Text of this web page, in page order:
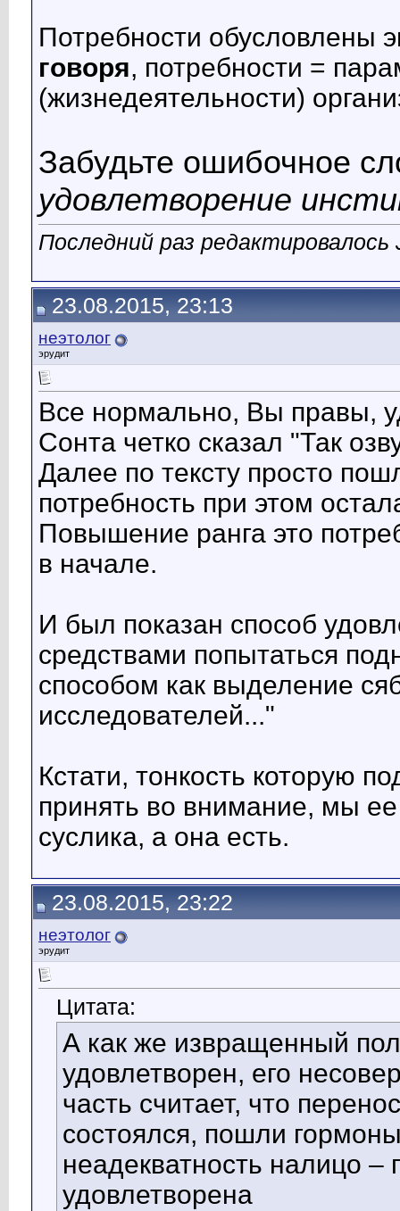
Потребности обусловлены
говоря, потребности =
(жизнедеятельности)
Забудьте ошибочное
удовлетворение
Последний раз
23.08.2015, 23:13
неэтолог
эрудит
Все нормально, Вы правы,
Сонта четко сказал "Так
Далее по тексту просто
потребность при этом
Повышение ранга это
в начале.
И был показан способ
средствами попытаться
способом как выделение
исследователей..."
Кстати, тонкость которую
принять во внимание, мы
суслика, а она есть.
23.08.2015, 23:22
неэтолог
эрудит
Цитата:
А как же извращенный
удовлетворен, его
часть считает, что
состоялся, пошли
неадекватность налицо
удовлетворена